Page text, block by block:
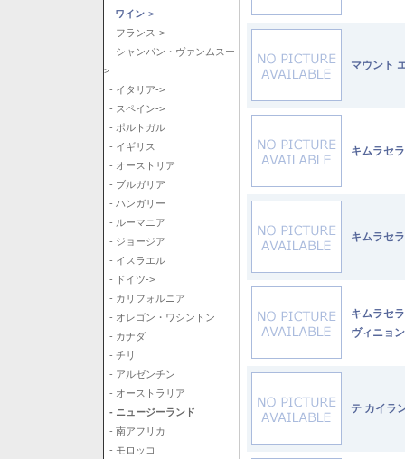
ワイン->
- フランス->
- シャンパン・ヴァンムスー-
>
- イタリア->
- スペイン->
- ポルトガル
- イギリス
- オーストリア
- ブルガリア
- ハンガリー
- ルーマニア
- ジョージア
- イスラエル
- ドイツ->
- カリフォルニア
- オレゴン・ワシントン
- カナダ
- チリ
- アルゼンチン
- オーストラリア
- ニュージーランド
- 南アフリカ
- モロッコ
マウント
キムラセ
キムラセ
キムラセ
ヴィニョ
テ カイ